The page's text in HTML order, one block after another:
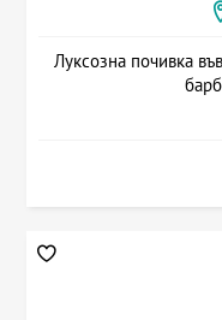
Луксозна почивка